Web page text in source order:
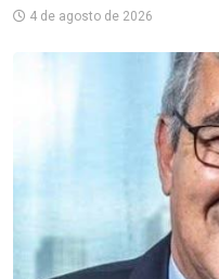
4 de agosto de 2026